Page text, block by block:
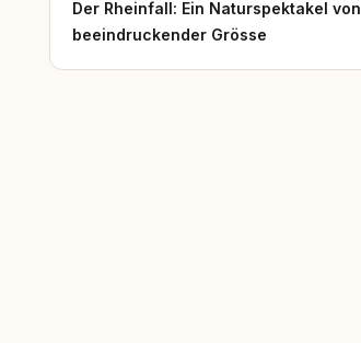
Der Rheinfall: Ein Naturspektakel von
beeindruckender Grösse